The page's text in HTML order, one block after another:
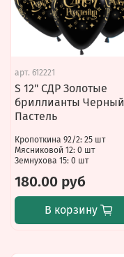
арт. 612221
S 12" СДР Золотые
бриллианты Черный
Пастель
Кропоткина 92/2: 25 шт
Мясниковой 12: 0 шт
Земнухова 15: 0 шт
180.00 руб
В корзину